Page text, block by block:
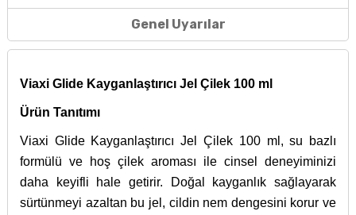
Genel Uyarılar
Viaxi Glide Kayganlaştırıcı Jel Çilek 100 ml
Ürün Tanıtımı
Viaxi Glide Kayganlaştırıcı Jel Çilek 100 ml, su bazlı
formülü ve hoş çilek aroması ile cinsel deneyiminizi
daha keyifli hale getirir. Doğal kayganlık sağlayarak
sürtünmeyi azaltan bu jel, cildin nem dengesini korur ve